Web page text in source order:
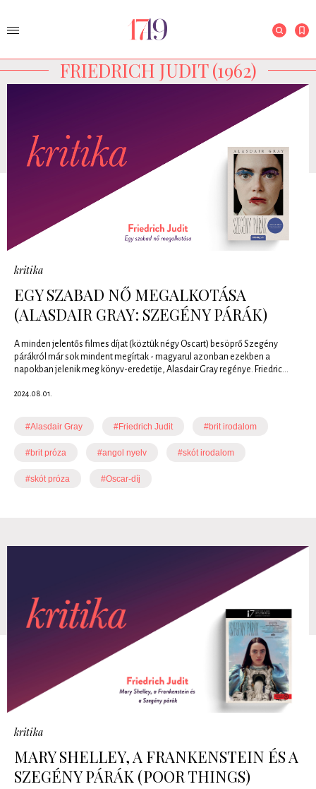
FRIEDRICH JUDIT (1962)
kritika
EGY SZABAD NŐ MEGALKOTÁSA
(ALASDAIR GRAY: SZEGÉNY PÁRÁK)
A minden jelentős filmes díjat (köztük négy Oscart) besöprő Szegény
párákról már sok mindent megírtak - magyarul azonban ezekben a
napokban jelenik meg könyv-eredetije, Alasdair Gray regénye. Friedric...
2024.08.01.
#Alasdair Gray #Friedrich Judit #brit irodalom
#brit próza #angol nyelv #skót irodalom
#skót próza #Oscar-díj
kritika
MARY SHELLEY, A FRANKENSTEIN ÉS A
SZEGÉNY PÁRÁK (POOR THINGS)